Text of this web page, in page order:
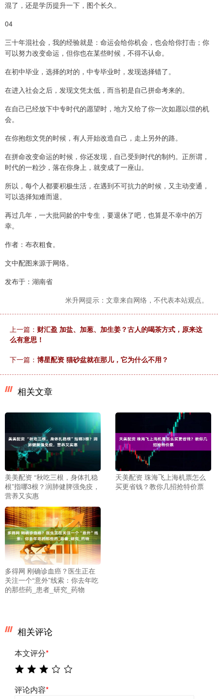
混了，还是学历提升一下，图个长久。
04
三十年混社会，我的经验就是：命运会给你机会，也会给你打击；你
可以努力改变命运，但你也在某些时候，不得不认命。
在初中毕业，选择的对的，中专毕业时，发现选择错了。
在进入社会之后，发现文凭太低，而当初是自己拼命考来的。
在自己已经放下中专时代的愿望时，地方又给了你一次如愿以偿的机
会。
在你抱怨文凭的时候，有人开始改造自己，走上另外的路。
在拼命改变命运的时候，你还发现，自己受到时代的制约。正所谓，
时代的一粒沙，落在你身上，就变成了一座山。
所以，每个人都要积极生活，在遇到不可抗力的时候，又主动变通，
可以选择知难而退。
再过几年，一大批同龄的中专生，要退休了吧，也算是不幸中的万
幸。
作者：布衣粗食。
文中配图来源于网络。
发布于：湖南省
米升网提示：文章来自网络，不代表本站观点。
上一篇： 财汇盈 加盐、加葱、加生姜？古人的喝茶方式，原来这
么有意思！
下一篇： 博星配资 猫砂盆就在那儿，它为什么不用？
相关文章
美美配资 “秋吃三根，身体扎稳
根”指哪3根？润肺健脾强免疫，
营养又实惠
天美配资 珠海飞上海机票怎么
买更省钱？教你几招抢特价票
多得网 刚确诊血癌？医生正在
关注一个“意外”线索：你去年吃
的那些药_患者_研究_药物
相关评论
本文评分*
评论内容*